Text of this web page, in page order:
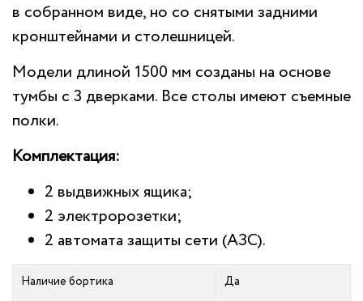
в собранном виде, но со снятыми задними
кронштейнами и столешницей.
Модели длиной 1500 мм созданы на основе
тумбы с 3 дверками. Все столы имеют съемные
полки.
Комплектация:
2 выдвижных ящика;
2 электророзетки;
2 автомата защиты сети (АЗС).
Наличие бортика Да